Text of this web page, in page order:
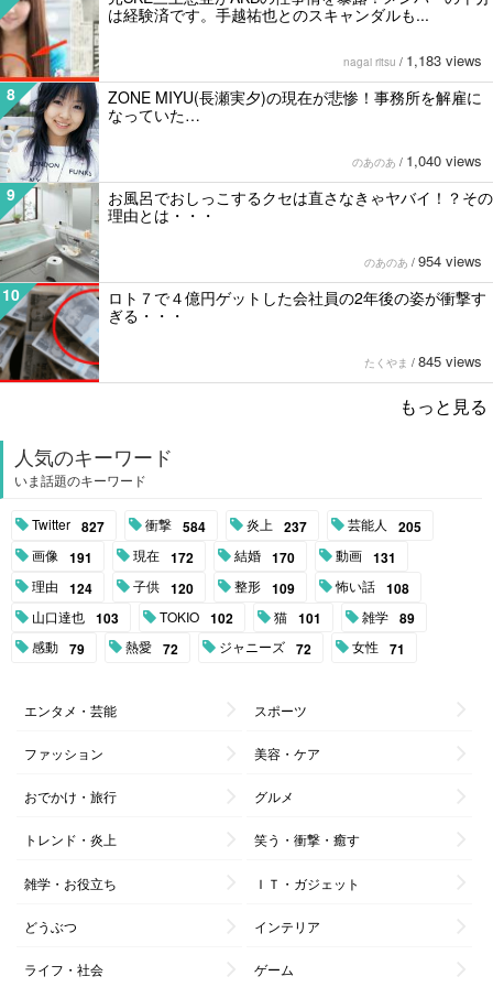
は経験済です。手越祐也とのスキャンダルも...
nagai ritsu / 1,183 views
8
ZONE MIYU(長瀬実夕)の現在が悲惨！事務所を解雇に
なっていた…
のあのあ / 1,040 views
9
お風呂でおしっこするクセは直さなきゃヤバイ！？その
理由とは・・・
のあのあ / 954 views
10
ロト７で４億円ゲットした会社員の2年後の姿が衝撃す
ぎる・・・
たくやま / 845 views
もっと見る
人気のキーワード
いま話題のキーワード
Twitter 827 衝撃 584 炎上 237 芸能人 205
画像 191 現在 172 結婚 170 動画 131
理由 124 子供 120 整形 109 怖い話 108
山口達也 103 TOKIO 102 猫 101 雑学 89
感動 79 熱愛 72 ジャニーズ 72 女性 71
エンタメ・芸能 スポーツ
ファッション 美容・ケア
おでかけ・旅行 グルメ
トレンド・炎上 笑う・衝撃・癒す
雑学・お役立ち ＩＴ・ガジェット
どうぶつ インテリア
ライフ・社会 ゲーム